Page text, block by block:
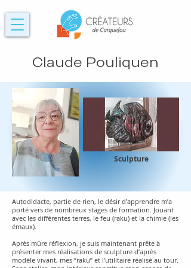
Claude Pouliquen
Sculpture
Autodidacte, partie de rien, le désir d’apprendre m’a
porté vers de nombreux stages de formation. Jouant
avec les différentes terres, le feu (raku) et la chimie (les
émaux).
Après mûre réflexion, je suis maintenant prête à
présenter mes réalisations de sculpture d’après
modèle vivant, mes “raku” et l’utilitaire réalisé au tour.